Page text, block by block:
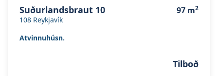
Suðurlandsbraut 10
108 Reykjavík
97 m2
Atvinnuhúsn.
Tilboð